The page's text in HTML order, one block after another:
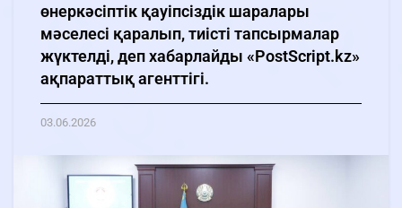
өнеркәсіптік қауіпсіздік шаралары
мәселесі қаралып, тиісті тапсырмалар
жүктелді, деп хабарлайды «PostScript.kz»
ақпараттық агенттігі.
03.06.2026